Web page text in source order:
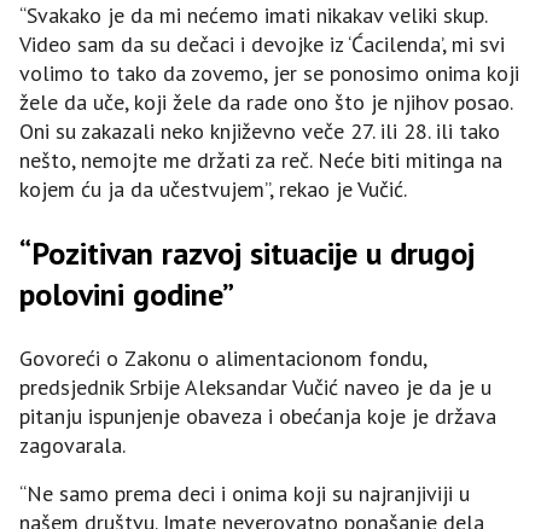
“Svakako je da mi nećemo imati nikakav veliki skup.
Video sam da su dečaci i devojke iz ‘Ćacilenda’, mi svi
volimo to tako da zovemo, jer se ponosimo onima koji
žele da uče, koji žele da rade ono što je njihov posao.
Oni su zakazali neko književno veče 27. ili 28. ili tako
nešto, nemojte me držati za reč. Neće biti mitinga na
kojem ću ja da učestvujem”, rekao je Vučić.
“Pozitivan razvoj situacije u drugoj
polovini godine”
Govoreći o Zakonu o alimentacionom fondu,
predsjednik Srbije Aleksandar Vučić naveo je da je u
pitanju ispunjenje obaveza i obećanja koje je država
zagovarala.
“Ne samo prema deci i onima koji su najranjiviji u
našem društvu. Imate neverovatno ponašanje dela